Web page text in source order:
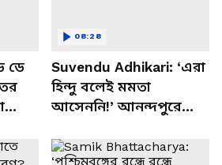
ডে
Suvendu Adhikari: ‘এরা
হিন্দু বলেই মমতা
আসেননি!’ আনন্দপুরে
খোলসা করলেন শুভেন্দু
08:28